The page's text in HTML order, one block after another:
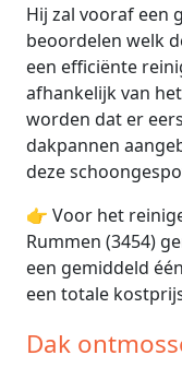
Hij zal vooraf een
beoordelen welk
een efficiënte
afhankelijk van
worden dat er
dakpannen
deze
👉 Voor het
Rummen (3454)
een gemiddeld
een totale
Dak